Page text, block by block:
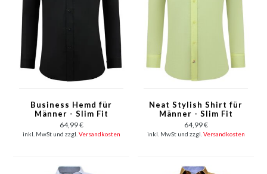
Business Hemd für
Männer - Slim Fit
Bluse Stretch -
Schwarz
64,99 €
inkl. MwSt und zzgl. Versandkosten
Neat Stylish Shirt für
Männer - Slim Fit
Bluse Stretch - Gelb
64,99 €
inkl. MwSt und zzgl. Versandkosten